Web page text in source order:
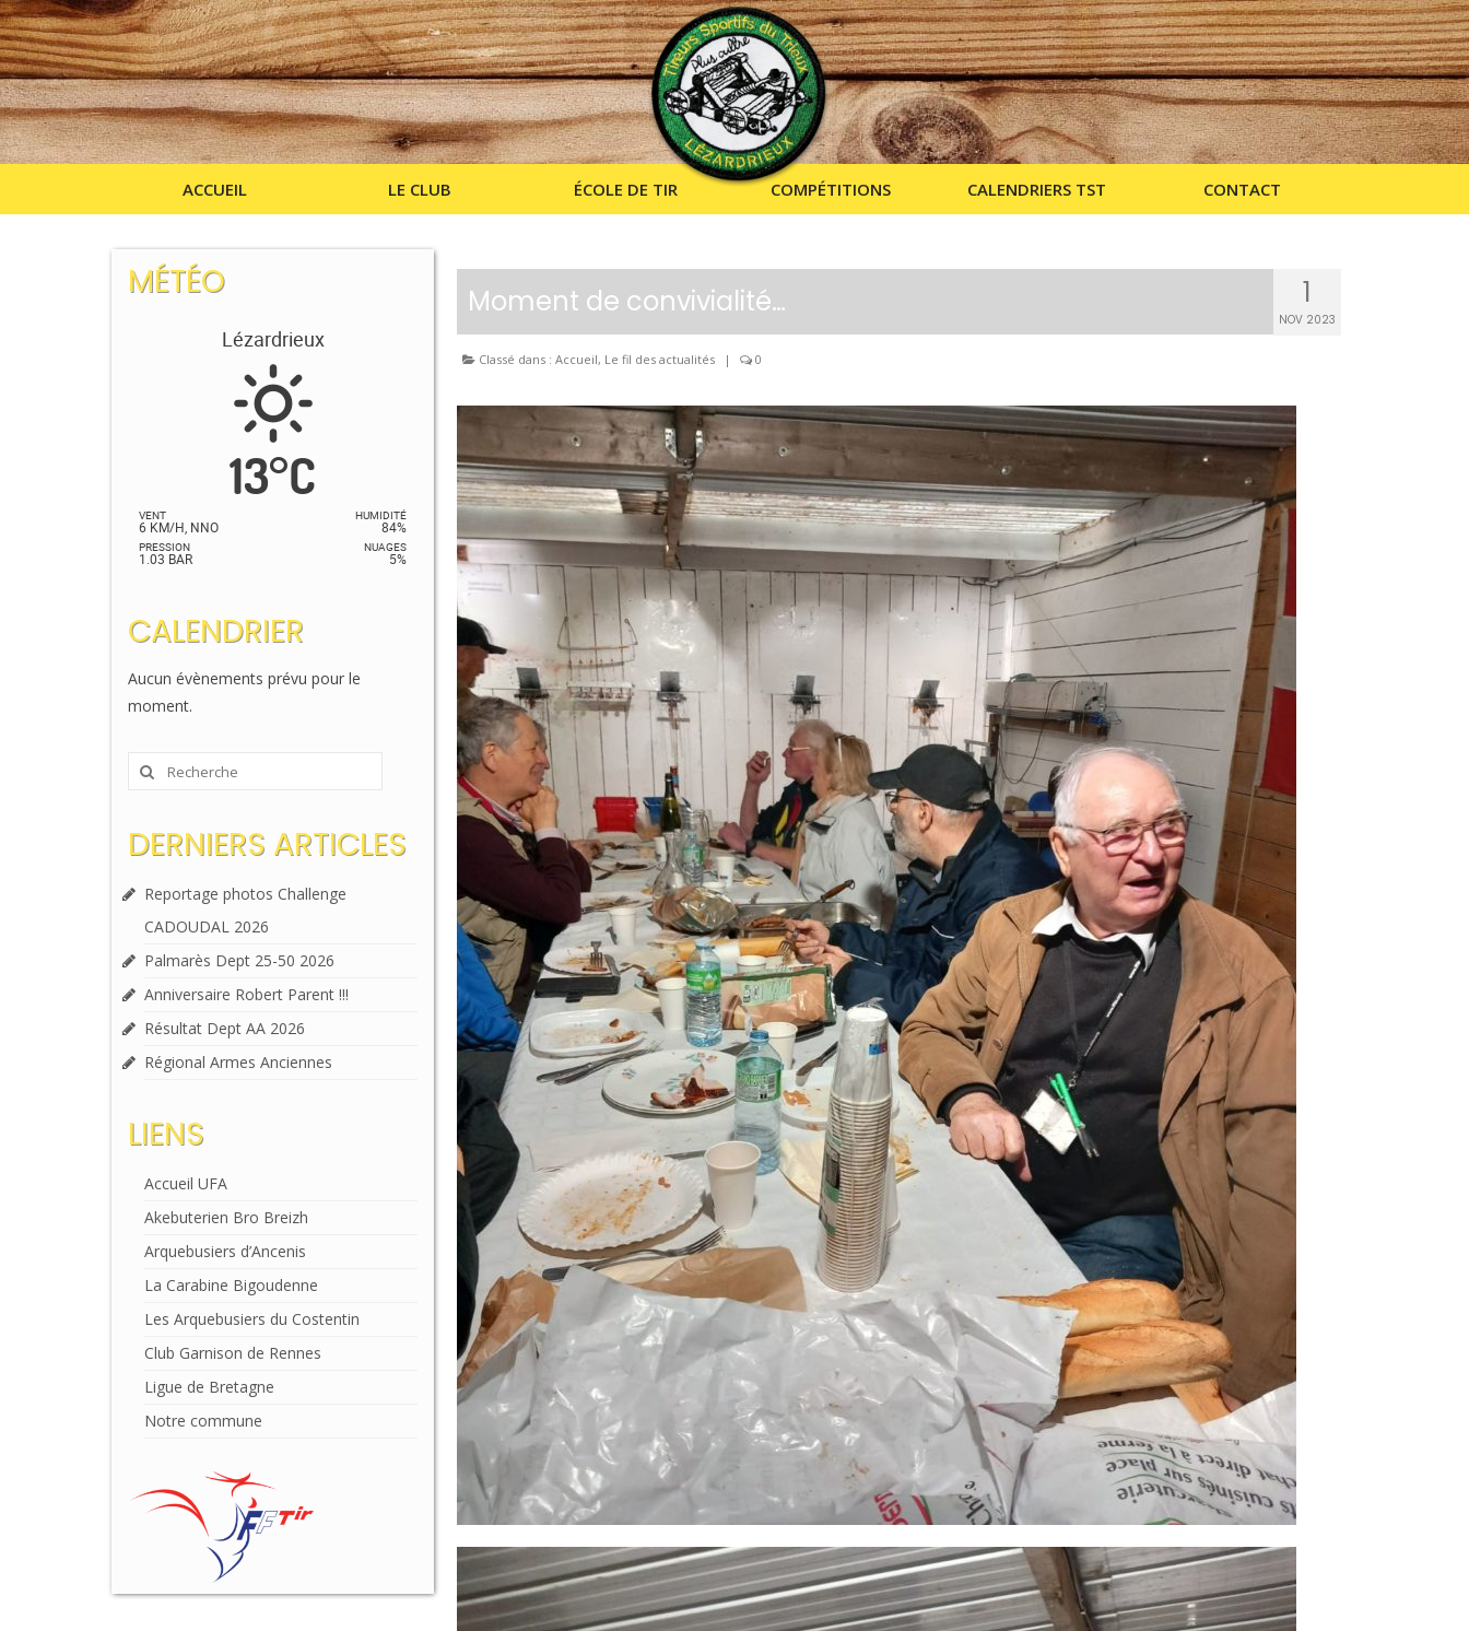
ACCUEIL LE CLUB ÉCOLE DE TIR COMPÉTITIONS CALENDRIERS TST CONTACT
1
NOV 2023
Moment de convivialité…
Classé dans : Accueil, Le fil des actualités | 0
MÉTÉO
Lézardrieux
13°C
VENT
6 KM/H, NNO
PRESSION
1.03 BAR
HUMIDITÉ
84%
NUAGES
5%
CALENDRIER
Aucun évènements prévu pour le
moment.
Rechercher
:
DERNIERS ARTICLES
Reportage photos Challenge
CADOUDAL 2026
Palmarès Dept 25-50 2026
Anniversaire Robert Parent !!!
Résultat Dept AA 2026
Régional Armes Anciennes
LIENS
Accueil UFA
Akebuterien Bro Breizh
Arquebusiers d’Ancenis
La Carabine Bigoudenne
Les Arquebusiers du Costentin
Club Garnison de Rennes
Ligue de Bretagne
Notre commune